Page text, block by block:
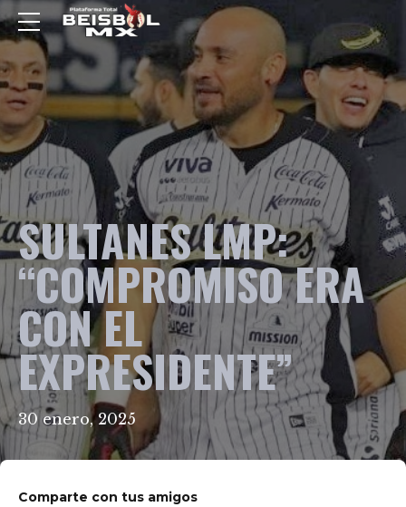
SULTANES LMP:
“COMPROMISO ERA
CON EL
EXPRESIDENTE”
30 enero, 2025
Comparte con tus amigos